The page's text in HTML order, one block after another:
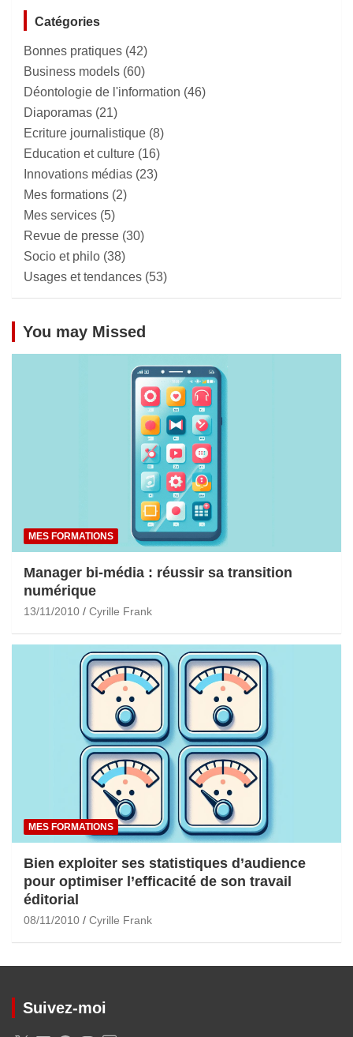
Catégories
Bonnes pratiques (42)
Business models (60)
Déontologie de l'information (46)
Diaporamas (21)
Ecriture journalistique (8)
Education et culture (16)
Innovations médias (23)
Mes formations (2)
Mes services (5)
Revue de presse (30)
Socio et philo (38)
Usages et tendances (53)
You may Missed
MES FORMATIONS
Manager bi-média : réussir sa transition
numérique
13/11/2010 Cyrille Frank
MES FORMATIONS
Bien exploiter ses statistiques d’audience
pour optimiser l’efficacité de son travail
éditorial
08/11/2010 Cyrille Frank
Suivez-moi